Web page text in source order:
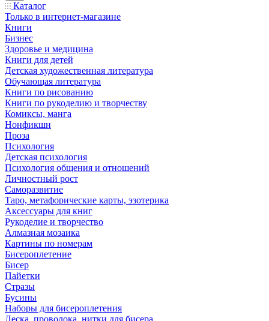
Каталог
Только в интернет-магазине
Книги
Бизнес
Здоровье и медицина
Книги для детей
Детская художественная литература
Обучающая литература
Книги по рисованию
Книги по рукоделию и творчеству
Комиксы, манга
Нонфикшн
Проза
Психология
Детская психология
Психология общения и отношений
Личностный рост
Саморазвитие
Таро, метафорические карты, эзотерика
Аксессуары для книг
Рукоделие и творчество
Алмазная мозаика
Картины по номерам
Бисероплетение
Бисер
Пайетки
Стразы
Бусины
Наборы для бисероплетения
Леска, проволока, нитки для бисера